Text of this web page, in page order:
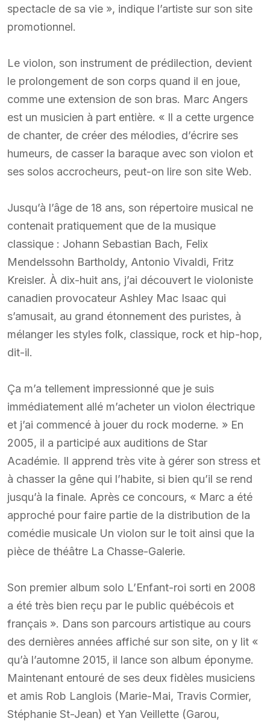
spectacle de sa vie », indique l’artiste sur son site
promotionnel.
Le violon, son instrument de prédilection, devient
le prolongement de son corps quand il en joue,
comme une extension de son bras. Marc Angers
est un musicien à part entière. « Il a cette urgence
de chanter, de créer des mélodies, d’écrire ses
humeurs, de casser la baraque avec son violon et
ses solos accrocheurs, peut-on lire son site Web.
Jusqu’à l’âge de 18 ans, son répertoire musical ne
contenait pratiquement que de la musique
classique : Johann Sebastian Bach, Felix
Mendelssohn Bartholdy, Antonio Vivaldi, Fritz
Kreisler. À dix-huit ans, j’ai découvert le violoniste
canadien provocateur Ashley Mac Isaac qui
s’amusait, au grand étonnement des puristes, à
mélanger les styles folk, classique, rock et hip-hop,
dit-il.
Ça m’a tellement impressionné que je suis
immédiatement allé m’acheter un violon électrique
et j’ai commencé à jouer du rock moderne. » En
2005, il a participé aux auditions de Star
Académie. Il apprend très vite à gérer son stress et
à chasser la gêne qui l’habite, si bien qu’il se rend
jusqu’à la finale. Après ce concours, « Marc a été
approché pour faire partie de la distribution de la
comédie musicale Un violon sur le toit ainsi que la
pièce de théâtre La Chasse-Galerie.
Son premier album solo L’Enfant-roi sorti en 2008
a été très bien reçu par le public québécois et
français ». Dans son parcours artistique au cours
des dernières années affiché sur son site, on y lit «
qu’à l’automne 2015, il lance son album éponyme.
Maintenant entouré de ses deux fidèles musiciens
et amis Rob Langlois (Marie-Mai, Travis Cormier,
Stéphanie St-Jean) et Yan Veillette (Garou,